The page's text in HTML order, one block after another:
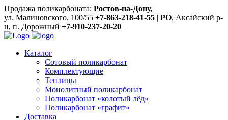
Продажа поликарбоната: Ростов-на-Дону,
ул. Малиновского, 100/55 +7-863-218-41-55 | РО, Аксайский р-
н, п. Дорожный +7-910-237-20-20
Каталог
Сотовый поликарбонат
Комплектующие
Теплицы
Монолитный поликарбонат
Поликарбонат «колотый лёд»
Поликарбонат «графит»
Доставка